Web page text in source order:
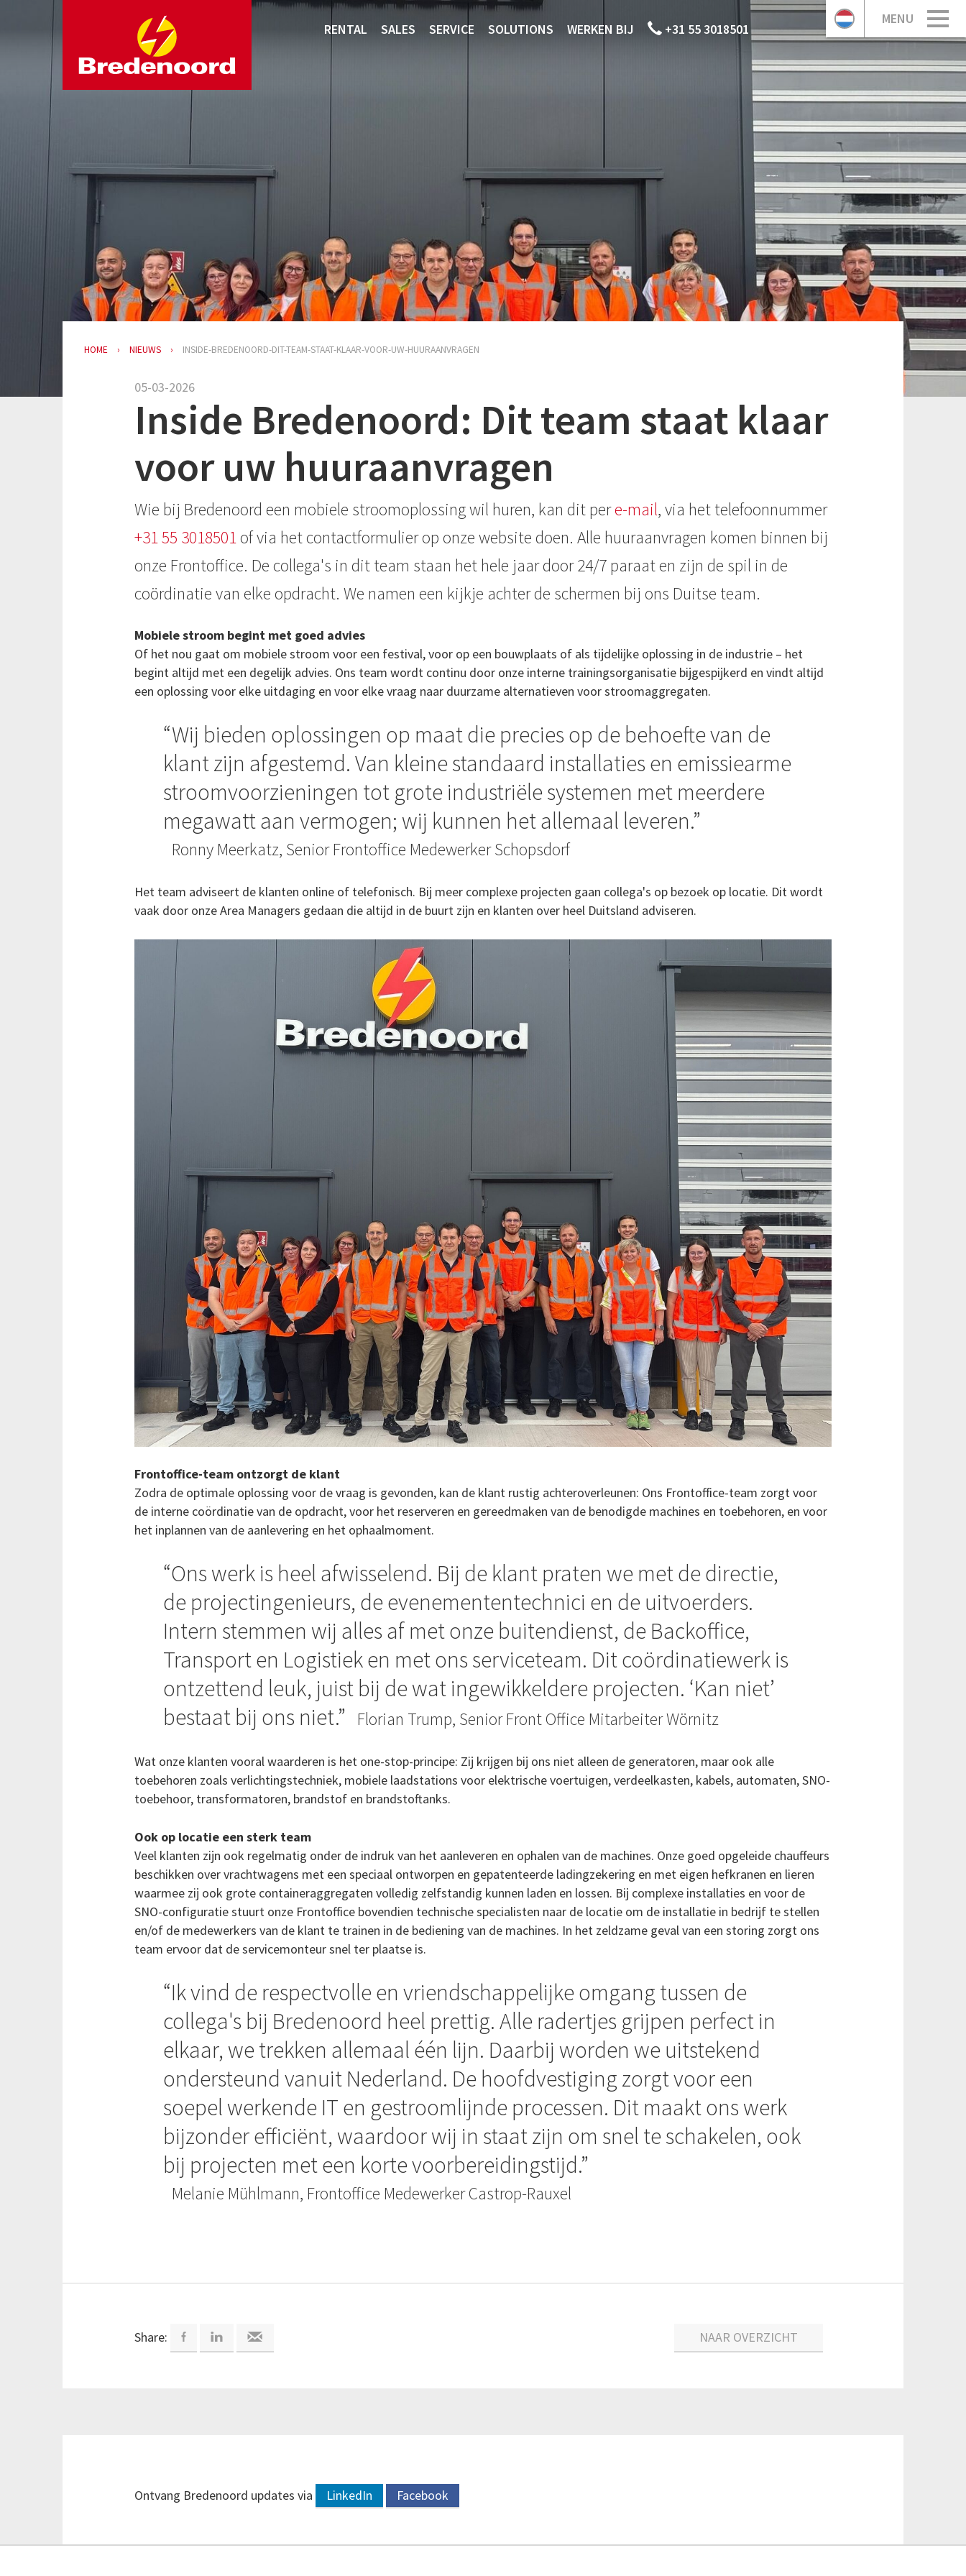
MENU
RENTAL SALES SERVICE SOLUTIONS WERKEN BIJ +31 55 3018501
HOME NIEUWS INSIDE-BREDENOORD-DIT-TEAM-STAAT-KLAAR-VOOR-UW-HUURAANVRAGEN
05-03-2026
Inside Bredenoord: Dit team staat klaar
voor uw huuraanvragen
Wie bij Bredenoord een mobiele stroomoplossing wil huren, kan dit pere-mail, via het telefoonnummer
+31 55 3018501 of via het contactformulier op onze website doen. Alle huuraanvragen komen binnen bij
onze Frontoffice. De collega's in dit team staan het hele jaar door 24/7 paraat en zijn de spil in de
coördinatie van elke opdracht. We namen een kijkje achter de schermen bij ons Duitse team.
Mobiele stroom begint met goed advies
Of het nou gaat om mobiele stroom voor een festival, voor op een bouwplaats of als tijdelijke oplossing in de industrie – het
begint altijd met een degelijk advies. Ons team wordt continu door onze interne trainingsorganisatie bijgespijkerd en vindt altijd
een oplossing voor elke uitdaging en voor elke vraag naar duurzame alternatieven voor stroomaggregaten.
Wij bieden oplossingen op maat die precies op de behoefte van de
klant zijn afgestemd. Van kleine standaard installaties en emissiearme
stroomvoorzieningen tot grote industriële systemen met meerdere
megawatt aan vermogen; wij kunnen het allemaal leveren.
Ronny Meerkatz, Senior Frontoffice Medewerker Schopsdorf
Het team adviseert de klanten online of telefonisch. Bij meer complexe projecten gaan collega's op bezoek op locatie. Dit wordt
vaak door onze Area Managers gedaan die altijd in de buurt zijn en klanten over heel Duitsland adviseren.
Frontoffice-team ontzorgt de klant
Zodra de optimale oplossing voor de vraag is gevonden, kan de klant rustig achteroverleunen: Ons Frontoffice-team zorgt voor
de interne coördinatie van de opdracht, voor het reserveren en gereedmaken van de benodigde machines en toebehoren, en voor
het inplannen van de aanlevering en het ophaalmoment.
Ons werk is heel afwisselend. Bij de klant praten we met de directie,
de projectingenieurs, de evenemententechnici en de uitvoerders.
Intern stemmen wij alles af met onze buitendienst, de Backoffice,
Transport en Logistiek en met ons serviceteam. Dit coördinatiewerk is
ontzettend leuk, juist bij de wat ingewikkeldere projecten. ‘Kan niet’
bestaat bij ons niet.
Florian Trump, Senior Front Office Mitarbeiter Wörnitz
Wat onze klanten vooral waarderen is het one-stop-principe: Zij krijgen bij ons niet alleen de generatoren, maar ook alle
toebehoren zoals verlichtingstechniek, mobiele laadstations voor elektrische voertuigen, verdeelkasten, kabels, automaten, SNO-
toebehoor, transformatoren, brandstof en brandstoftanks.
Ook op locatie een sterk team
Veel klanten zijn ook regelmatig onder de indruk van het aanleveren en ophalen van de machines. Onze goed opgeleide chauffeurs
beschikken over vrachtwagens met een speciaal ontworpen en gepatenteerde ladingzekering en met eigen hefkranen en lieren
waarmee zij ook grote containeraggregaten volledig zelfstandig kunnen laden en lossen. Bij complexe installaties en voor de
SNO-configuratie stuurt onze Frontoffice bovendien technische specialisten naar de locatie om de installatie in bedrijf te stellen
en/of de medewerkers van de klant te trainen in de bediening van de machines. In het zeldzame geval van een storing zorgt ons
team ervoor dat de servicemonteur snel ter plaatse is.
Ik vind de respectvolle en vriendschappelijke omgang tussen de
collega's bij Bredenoord heel prettig. Alle radertjes grijpen perfect in
elkaar, we trekken allemaal één lijn. Daarbij worden we uitstekend
ondersteund vanuit Nederland. De hoofdvestiging zorgt voor een
soepel werkende IT en gestroomlijnde processen. Dit maakt ons werk
bijzonder efficiënt, waardoor wij in staat zijn om snel te schakelen, ook
bij projecten met een korte voorbereidingstijd.
Melanie Mühlmann, Frontoffice Medewerker Castrop-Rauxel
Share: NAAR OVERZICHT
Ontvang Bredenoord updates via LinkedIn Facebook